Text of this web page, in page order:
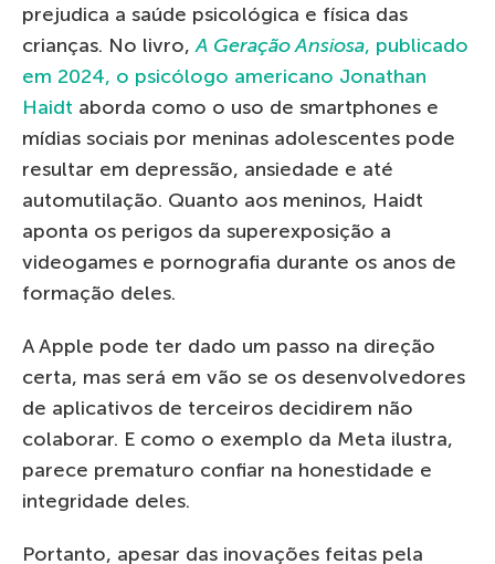
prejudica a saúde psicológica e física das
crianças. No livro,A Geração Ansiosa, publicado
em 2024, o psicólogo americano Jonathan
Haidt aborda como o uso de smartphones e
mídias sociais por meninas adolescentes pode
resultar em depressão, ansiedade e até
automutilação. Quanto aos meninos, Haidt
aponta os perigos da superexposição a
videogames e pornografia durante os anos de
formação deles.
A Apple pode ter dado um passo na direção
certa, mas será em vão se os desenvolvedores
de aplicativos de terceiros decidirem não
colaborar. E como o exemplo da Meta ilustra,
parece prematuro confiar na honestidade e
integridade deles.
Portanto, apesar das inovações feitas pela